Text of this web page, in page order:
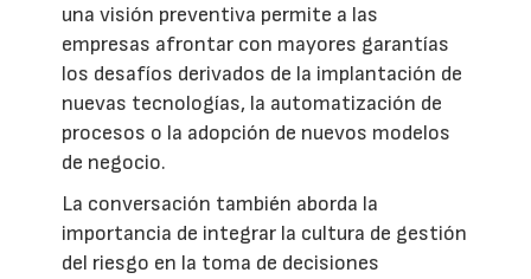
una visión preventiva permite a las
empresas afrontar con mayores garantías
los desafíos derivados de la implantación de
nuevas tecnologías, la automatización de
procesos o la adopción de nuevos modelos
de negocio.
La conversación también aborda la
importancia de integrar la cultura de gestión
del riesgo en la toma de decisiones